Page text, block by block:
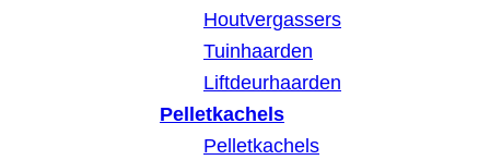
Houtvergassers
Tuinhaarden
Liftdeurhaarden
Pelletkachels
Pelletkachels